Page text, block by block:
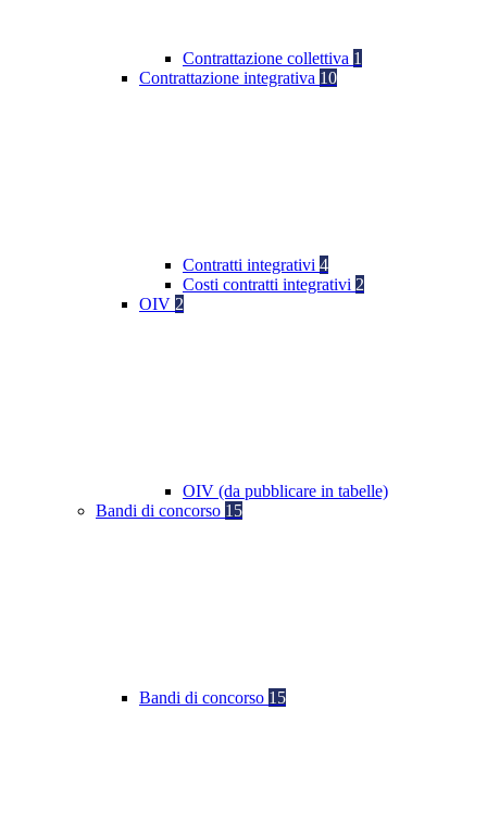
Contrattazione collettiva 1
Contrattazione integrativa 10
Contratti integrativi 4
Costi contratti integrativi 2
OIV 2
OIV (da pubblicare in tabelle)
Bandi di concorso 15
Bandi di concorso 15